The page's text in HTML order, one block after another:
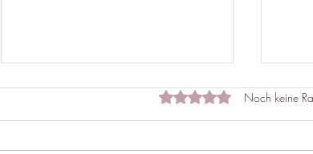
Mit 0 von 5 Sternen
Noch keine